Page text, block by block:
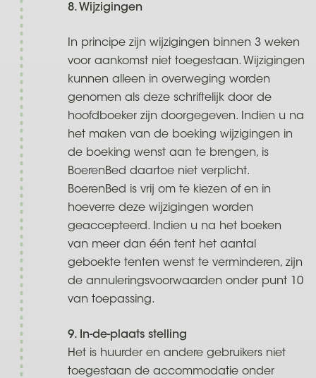
8. Wijzigingen
In principe zijn wijzigingen binnen 3 weken
voor aankomst niet toegestaan. Wijzigingen
kunnen alleen in overweging worden
genomen als deze schriftelijk door de
hoofdboeker zijn doorgegeven. Indien u na
het maken van de boeking wijzigingen in
de boeking wenst aan te brengen, is
BoerenBed daartoe niet verplicht.
BoerenBed is vrij om te kiezen of en in
hoeverre deze wijzigingen worden
geaccepteerd. Indien u na het boeken
van meer dan één tent het aantal
geboekte tenten wenst te verminderen, zijn
de annuleringsvoorwaarden onder punt 10
van toepassing.
9. In-de-plaats stelling
Het is huurder en andere gebruikers niet
toegestaan de accommodatie onder